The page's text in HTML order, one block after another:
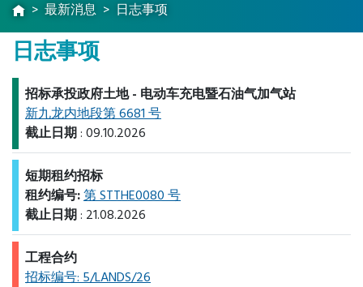
最新消息 日志事项
日志事项
招标承投政府土地 - 电动车充电暨石油气加气站
新九龙内地段第 6681 号
截止日期: 09.10.2026
短期租约招标
租约编号:第 STTHE0080 号
截止日期: 21.08.2026
工程合约
招标编号: 5/LANDS/26